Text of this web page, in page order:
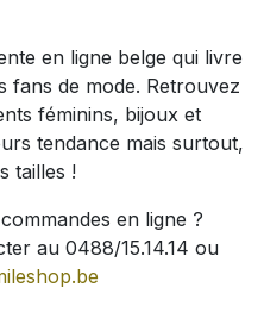
en ligne belge qui livre
fans de mode. Retrouvez
féminins, bijoux et
tendance mais surtout,
tailles !
en ligne ?
au 0488/15.14.14 ou